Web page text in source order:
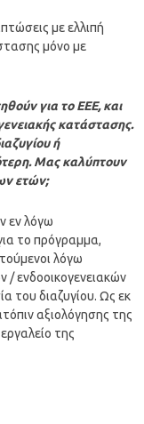
με ελλιπή
μόνο με
για το ΕΕΕ, και
κατάστασης.
ή
Μας καλύπτουν
ετών;
εν λόγω
το πρόγραμμα,
λόγω
/ ενδοοικογενειακών
του διαζυγίου. Ως εκ
αξιολόγησης της
της